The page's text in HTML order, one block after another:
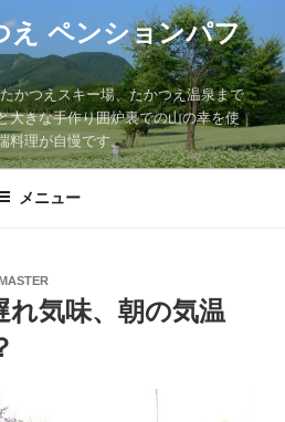
え ペンションパフ
かつえスキー場、たかつえ温泉まで
大きな手作り囲炉裏での山の幸を使
料理が自慢です。
メニュー
れ気味、朝の気温